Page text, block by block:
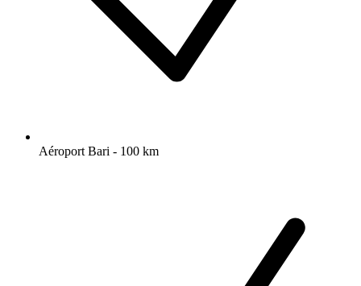
Aéroport Bari - 100 km